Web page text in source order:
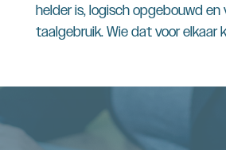
helder is, logisch opgebouwd en
taalgebruik. Wie dat voor elkaar